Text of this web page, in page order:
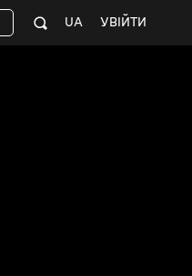
УВІЙТИ
UA